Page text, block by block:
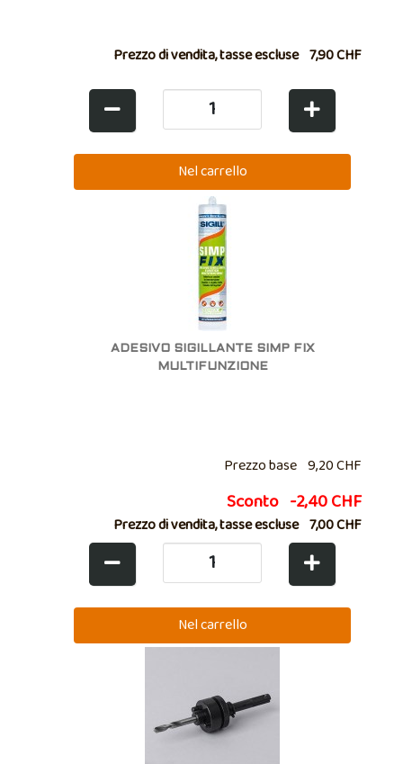
Prezzo di vendita, tasse escluse 7,90 CHF
ADESIVO SIGILLANTE SIMP FIX
MULTIFUNZIONE
Prezzo base 9,20 CHF
Sconto -2,40 CHF
Prezzo di vendita, tasse escluse 7,00 CHF